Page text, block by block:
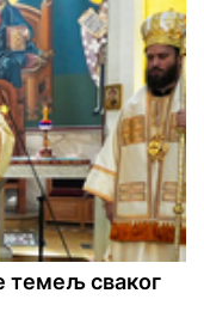
темељ сваког